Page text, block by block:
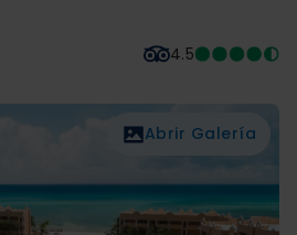
4.5
Abrir Galería